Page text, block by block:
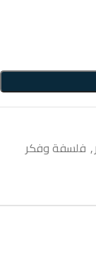
, فلسفة وفكر